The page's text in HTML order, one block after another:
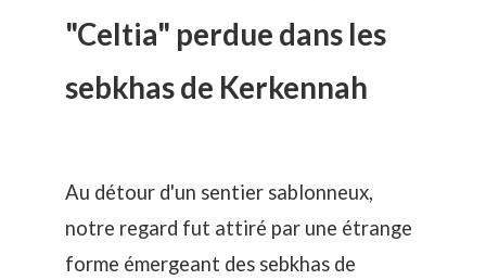
"Celtia" perdue dans les
sebkhas de Kerkennah
Au détour d'un sentier sablonneux,
notre regard fut attiré par une étrange
forme émergeant des sebkhas de